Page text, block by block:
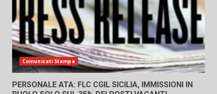
Comunicati Stampa
PERSONALE ATA: FLC CGIL SICILIA, IMMISSIONI IN